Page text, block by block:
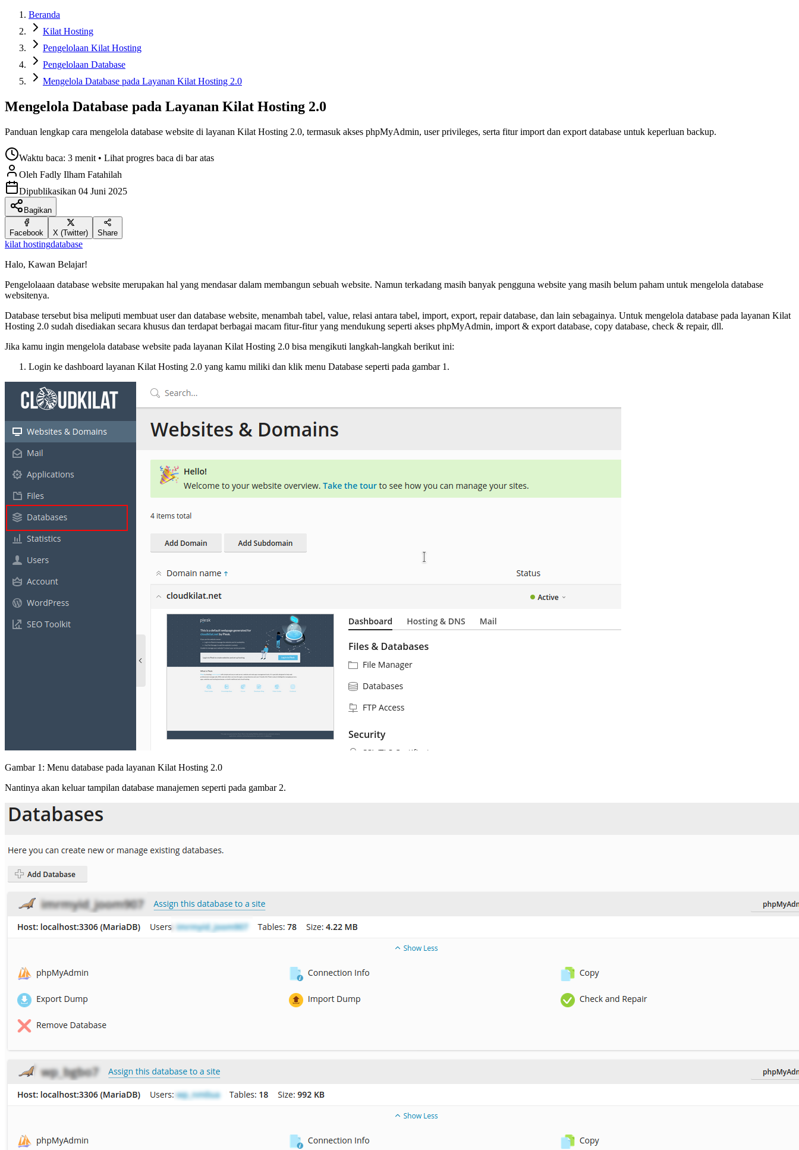
Beranda
Kilat Hosting
Pengelolaan Kilat Hosting
Pengelolaan Database
Mengelola Database pada Layanan Kilat Hosting 2.0
Mengelola Database pada Layanan Kilat Hosting 2.0
Panduan lengkap cara mengelola database website di layanan Kilat Hosting 2.0, termasuk akses phpMyAdmin, user privileges, serta fitur import dan export database untuk keperluan backup.
Waktu baca: 3 menit • Lihat progres baca di bar atas
Oleh Fadly Ilham Fatahilah
Dipublikasikan 04 Juni 2025
Bagikan
Facebook X (Twitter) Share
kilat hostingdatabase
Halo, Kawan Belajar!
Pengelolaaan database website merupakan hal yang mendasar dalam membangun sebuah website. Namun terkadang masih banyak pengguna website yang masih belum paham untuk mengelola database
websitenya.
Database tersebut bisa meliputi membuat user dan database website, menambah tabel, value, relasi antara tabel, import, export, repair database, dan lain sebagainya. Untuk mengelola database pada layanan Kilat
Hosting 2.0 sudah disediakan secara khusus dan terdapat berbagai macam fitur-fitur yang mendukung seperti akses phpMyAdmin, import & export database, copy database, check & repair, dll.
Jika kamu ingin mengelola database website pada layanan Kilat Hosting 2.0 bisa mengikuti langkah-langkah berikut ini:
Login ke dashboard layanan Kilat Hosting 2.0 yang kamu miliki dan klik menu Database seperti pada gambar 1.
Gambar 1: Menu database pada layanan Kilat Hosting 2.0
Nantinya akan keluar tampilan database manajemen seperti pada gambar 2.